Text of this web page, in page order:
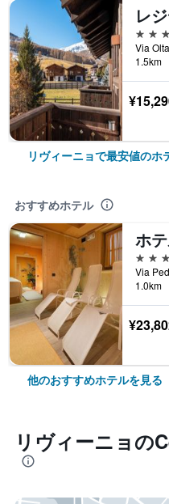
3つ星
1.5km
リヴィーニョで最安値のホ
おすすめホテル
4つ星
1.0km
他のおすすめホテルを見る
リヴィーニョ​の